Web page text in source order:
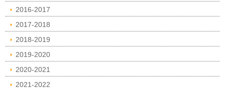
2016-2017
2017-2018
2018-2019
2019-2020
2020-2021
2021-2022